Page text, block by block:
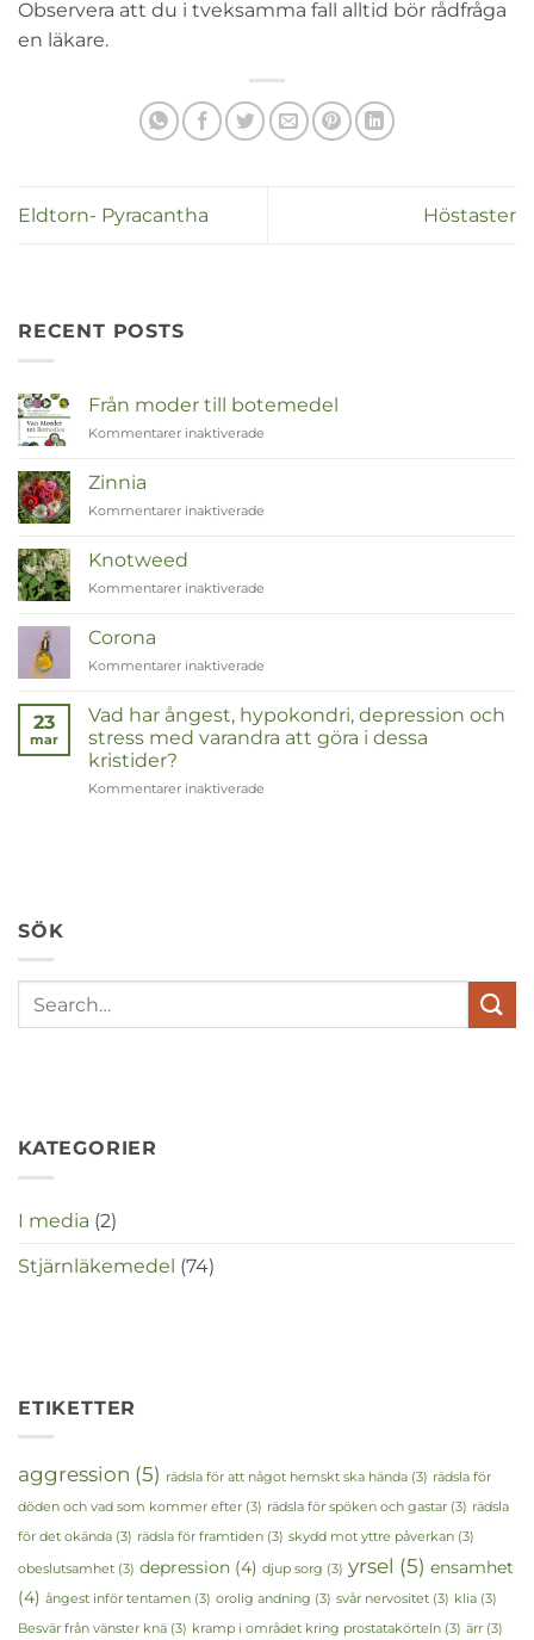
Observera att du i tveksamma fall alltid bör rådfråga
en läkare.
Eldtorn- Pyracantha Höstaster
RECENT POSTS
Från moder till botemedel
Kommentarer inaktiverade
Zinnia
Kommentarer inaktiverade
Knotweed
Kommentarer inaktiverade
Corona
Kommentarer inaktiverade
23
mar
Vad har ångest, hypokondri, depression och
stress med varandra att göra i dessa
kristider?
Kommentarer inaktiverade
in
SÖK
KATEGORIER
I media (2)
Stjärnläkemedel (74)
ETIKETTER
aggression (5) rädsla för att något hemskt ska hända (3) rädsla för
döden och vad som kommer efter (3) rädsla för spöken och gastar (3) rädsla
för det okända (3) rädsla för framtiden (3) skydd mot yttre påverkan (3)
obeslutsamhet (3) depression (4) djup sorg (3) yrsel (5) ensamhet
(4) ångest inför tentamen (3) orolig andning (3) svår nervositet (3) klia (3)
Besvär från vänster knä (3) kramp i området kring prostatakörteln (3) ärr (3)